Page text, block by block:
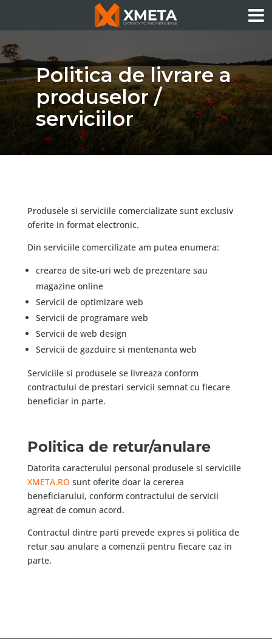
Politica de livrare a
produselor /
serviciilor
Produsele si serviciile comercializate sunt exclusiv
oferite in format electronic.
Din serviciile comercilizate am putea enumera:
crearea de site-uri web de prezentare sau
magazine online
Servicii de optimizare web
Servicii de programare web
Servicii de web design
Servicii de gazduire si mentenanta web
Serviciile si produsele se livreaza conform
contractului de prestari servicii semnat cu fiecare
beneficiar in parte.
Politica de retur/anulare
Datorita caracterului personal produsele si serviciile
XMETA.RO sunt oferite doar la cererea
beneficiarului, conform contractului de servicii
agreat de comun acord.
Contractul dintre parti prevede expres si politica de
retur sau anulare a comenzii pentru fiecare caz in
parte.